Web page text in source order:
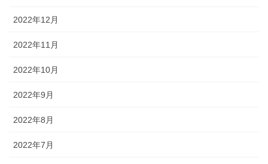
2022年12月
2022年11月
2022年10月
2022年9月
2022年8月
2022年7月